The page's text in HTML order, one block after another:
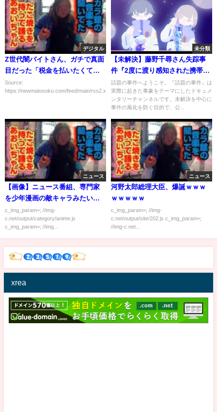
デジタル
Z世代闇バイトさん、ガチで真面
目だった「税金を払いたくて闇
バイトに応募した」
Source:
https://newmatosoku.com/feed/main/rss2.xml...
未分類
【未解決】藤野千尋さん失踪事
件『2度に渡り感知された携帯の
電波』
話題の事件へようこそ。『話題の事件』は
実際に起きた事象をテーマにしたドキュメ
ンタリーチャンネルです。未解決を中心に
事件の風化を防ぐ目的で、公...
ニュース
【画像】ニュース番組、専門家
を少年漫画の敵キャラみたいに
紹介ｗｗｗｗｗ
c_img_param=; //img-
c.net/output/category/anime.js
c_img_param=; //img...
ニュース
河野太郎総理大臣、爆誕ｗｗｗ
ｗｗｗｗｗ
c_img_param=; //img-
c.net/output/site/202.js c_img_param=;
//img-c.net...
xrea